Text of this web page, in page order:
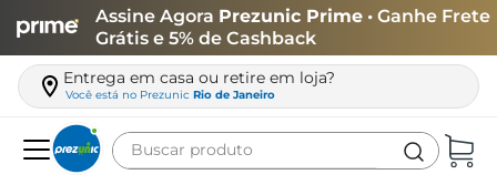
Assine Agora Prezunic Prime • Ganhe Frete
Grátis e 5% de Cashback
Entrega em casa ou retire em loja?
Você está no Prezunic Rio de Janeiro
Buscar produto